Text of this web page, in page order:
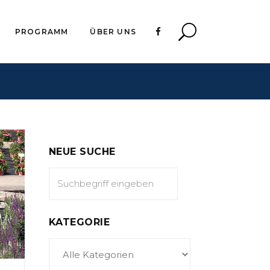
PROGRAMM ÜBER UNS
NEUE SUCHE
KATEGORIE